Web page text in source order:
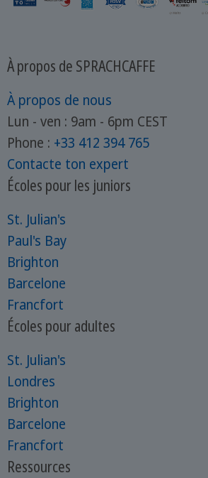
À propos de SPRACHCAFFE
À propos de nous
Lun - ven : 9am - 6pm CEST
Phone : +33 412 394 765
Contacte ton expert
Écoles pour les juniors
St. Julian's
Paul's Bay
Brighton
Barcelone
Francfort
Écoles pour adultes
St. Julian's
Londres
Brighton
Barcelone
Francfort
Ressources